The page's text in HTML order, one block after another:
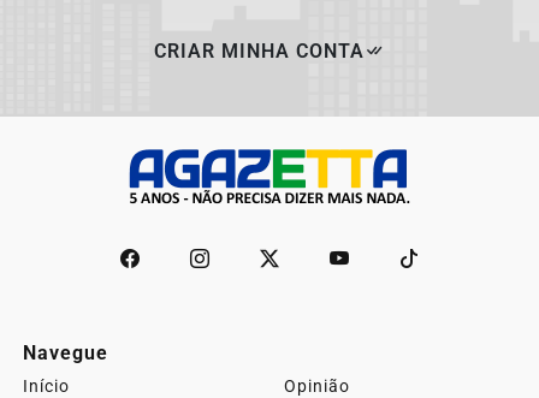
CRIAR MINHA CONTA
Navegue
Início
Opinião